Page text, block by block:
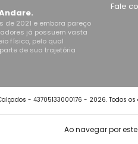
Ao navegar por
de 2021 e embora pareço
já possuem vasta
físico, pelo qual
de sua trajetória
Fale
- 43705133000176 - 2026. Todos